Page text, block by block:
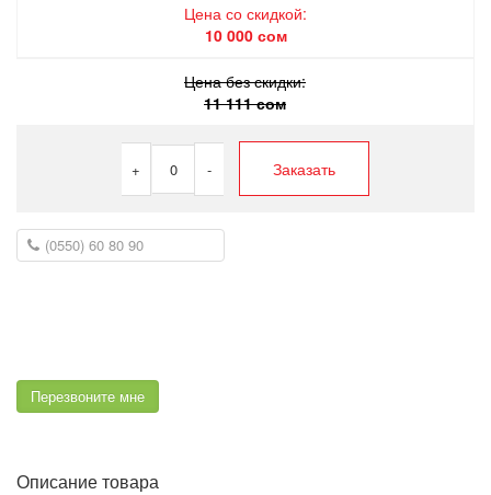
Цена со скидкой:
10 000 сом
Цена без скидки:
11 111 сом
+ 0 - Заказать
Перезвоните мне
Описание товара